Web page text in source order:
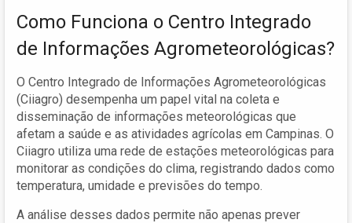
Como Funciona o Centro Integrado
de Informações Agrometeorológicas?
O Centro Integrado de Informações Agrometeorológicas
(Ciiagro) desempenha um papel vital na coleta e
disseminação de informações meteorológicas que
afetam a saúde e as atividades agrícolas em Campinas. O
Ciiagro utiliza uma rede de estações meteorológicas para
monitorar as condições do clima, registrando dados como
temperatura, umidade e previsões do tempo.
A análise desses dados permite não apenas prever